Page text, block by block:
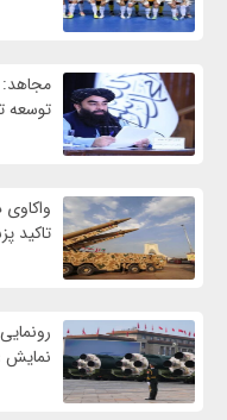
توسعه
واکاوی
تاکید
نمایش